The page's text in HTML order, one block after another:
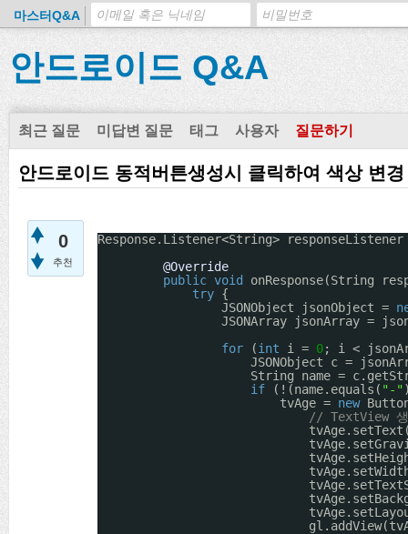
마스터Q&A
안드로이드 Q&A
최근 질문 미답변 질문 태그 사용자 질문하기
안드로이드 동적버튼생성시 클릭하여 색상 변경
0
추천
Response.Listener<String>
@Override
public void
onResponse(String
try {
JSONObject jsonObject =
JSONArray jsonArray =
for
(int i = 0; i <
JSONObject c =
String name =
if
(!(name.equals( "-"
tvAge = new
// TextView